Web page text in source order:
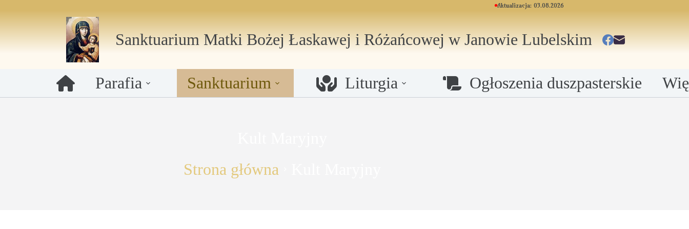
do
treści
Aktualizacja: 03.08.2026
Sanktuarium Matki Bożej Łaskawej i Różańcowejw Janowie Lubelskim
Parafia Sanktuarium Liturgia Ogłoszenia duszpasterskie
Strona główna